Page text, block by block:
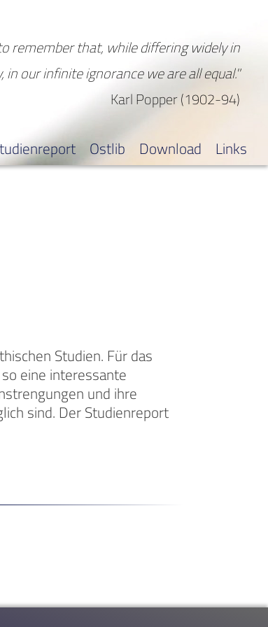
remember that, while differing widely in
our infinite ignorance we are all equal."
Karl Popper (1902-94)
Links
Download
Ostlib
Studien. Für das
eine interessante
und ihre
sind. Der Studienreport